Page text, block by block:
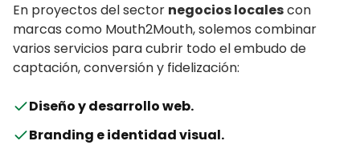
En proyectos del sector negocios localescon
marcas como Mouth2Mouth, solemos combinar
varios servicios para cubrir todo el embudo de
captación, conversión y fidelización:
Diseño y desarrollo web.
Branding e identidad visual.